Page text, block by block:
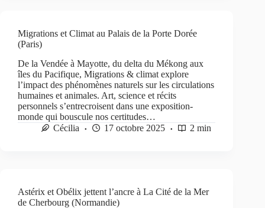
Migrations et Climat au Palais de la Porte Dorée
(Paris)
De la Vendée à Mayotte, du delta du Mékong aux
îles du Pacifique, Migrations & climat explore
l’impact des phénomènes naturels sur les circulations
humaines et animales. Art, science et récits
personnels s’entrecroisent dans une exposition-
monde qui bouscule nos certitudes…
Cécilia
17 octobre 2025 2 min
Astérix et Obélix jettent l’ancre à La Cité de la Mer
de Cherbourg (Normandie)